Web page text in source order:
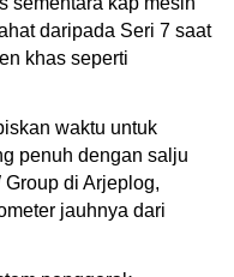
daripada Seri 7 saat
khas seperti
waktu untuk
penuh dengan salju
di Arjeplog,
jauhnya dari